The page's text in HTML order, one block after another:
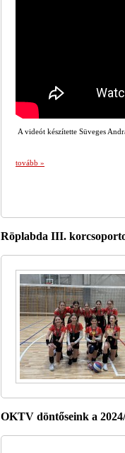
A videót készítette Süveges
tovább »
Röplabda III.
OKTV döntőseink a